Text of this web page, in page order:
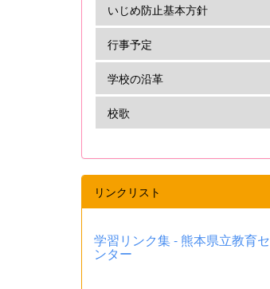
いじめ防止基本方針
行事予定
学校の沿革
校歌
リンクリスト
学習リンク集 - 熊本県立教育セ
ンター